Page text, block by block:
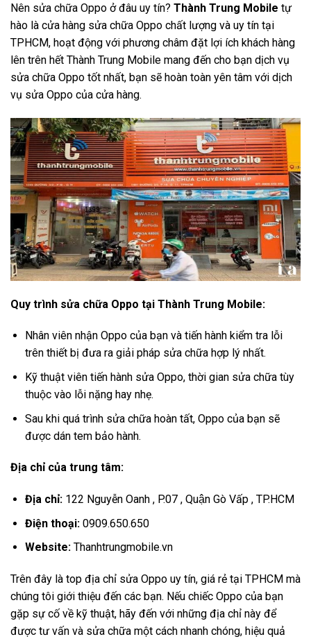
Nên sửa chữa Oppo ở đâu uy tín? Thành Trung Mobile tự
hào là cửa hàng sửa chữa Oppo chất lượng và uy tín tại
TPHCM, hoạt động với phương châm đặt lợi ích khách hàng
lên trên hết Thành Trung Mobile mang đến cho bạn dịch vụ
sửa chữa Oppo tốt nhất, bạn sẽ hoàn toàn yên tâm với dịch
vụ sửa Oppo của cửa hàng.
Quy trình sửa chữa Oppo tại Thành Trung Mobile:
Nhân viên nhận Oppo của bạn và tiến hành kiểm tra lỗi
trên thiết bị đưa ra giải pháp sửa chữa hợp lý nhất.
Kỹ thuật viên tiến hành sửa Oppo, thời gian sửa chữa tùy
thuộc vào lỗi nặng hay nhẹ.
Sau khi quá trình sửa chữa hoàn tất, Oppo của bạn sẽ
được dán tem bảo hành.
Địa chỉ của trung tâm:
Địa chỉ:122 Nguyễn Oanh , P.07 , Quận Gò Vấp , TP.HCM
Điện thoại:0909.650.650
Website:Thanhtrungmobile.vn
Trên đây là top địa chỉ sửa Oppo uy tín, giá rẻ tại TPHCM mà
chúng tôi giới thiệu đến các bạn. Nếu chiếc Oppo của bạn
gặp sự cố về kỹ thuật, hãy đến với những địa chỉ này để
được tư vấn và sửa chữa một cách nhanh chóng, hiệu quả